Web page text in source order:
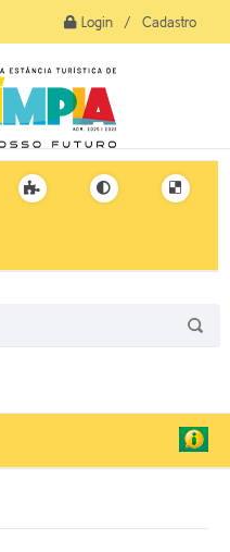
Login / Cadastro